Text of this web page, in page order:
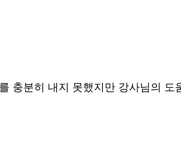
충분히 내지 못했지만 강사님의 도